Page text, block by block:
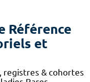
Référence
et
registres & cohortes